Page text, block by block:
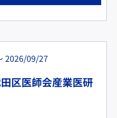
2026/09/27
区医師会産業医研